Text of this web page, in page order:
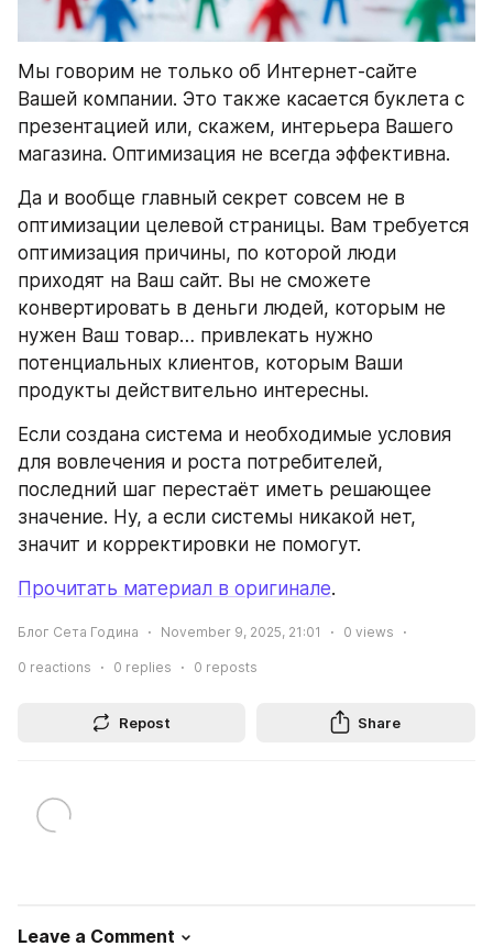
Мы говорим не только об Интернет-сайте
Вашей компании. Это также касается буклета с
презентацией или, скажем, интерьера Вашего
магазина. Оптимизация не всегда эффективна.
Да и вообще главный секрет совсем не в
оптимизации целевой страницы. Вам требуется
оптимизация причины, по которой люди
приходят на Ваш сайт. Вы не сможете
конвертировать в деньги людей, которым не
нужен Ваш товар… привлекать нужно
потенциальных клиентов, которым Ваши
продукты действительно интересны.
Если создана система и необходимые условия
для вовлечения и роста потребителей,
последний шаг перестаёт иметь решающее
значение. Ну, а если системы никакой нет,
значит и корректировки не помогут.
Прочитать материал в оригинале.
Блог Сета Година November 9, 2025, 21:01 0 views
0 reactions 0 replies 0 reposts
Repost Share
Leave a Comment